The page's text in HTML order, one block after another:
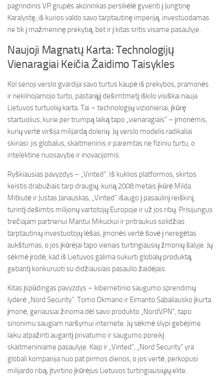
pagrindinis VP grupės akcininkas persikėlė gyventi į Jungtinę
Karalystę, iš kurios valdo savo tarptautinę imperiją, investuodamas
ne tik į mažmeninę prekybą, bet ir į kitas sritis visame pasaulyje.
Naujoji Magnatų Karta: Technologijų
Vienaragiai Keičia Žaidimo Taisykles
Kol senoji verslo gvardija savo turtus kaupė iš prekybos, pramonės
ir nekilnojamojo turto, pastarąjį dešimtmetį iškilo visiškai nauja
Lietuvos turtuolių karta. Tai – technologijų vizionieriai, įkūrę
startuolius, kurie per trumpą laiką tapo „vienaragiais“ – įmonėmis,
kurių vertė viršija milijardą dolerių. Jų verslo modelis radikaliai
skiriasi: jis globalus, skaitmeninis ir paremtas ne fiziniu turtu, o
intelektine nuosavybe ir inovacijomis.
Ryškiausias pavyzdys – „Vinted“. Iš kuklios platformos, skirtos
keistis drabužiais tarp draugių, kurią 2008 metais įkūrė Milda
Mitkutė ir Justas Janauskas, „Vinted“ išaugo į pasaulinį reiškinį,
turintį dešimtis milijonų vartotojų Europoje ir už jos ribų. Prisijungus
trečiajam partneriui Mantui Mikuckui ir pritraukus solidžias
tarptautinių investuotojų lėšas, įmonės vertė šovė į neregėtas
aukštumas, o jos įkūrėjai tapo vienais turtingiausių žmonių šalyje. Jų
sėkmė įrodė, kad iš Lietuvos galima sukurti globalų produktą,
gebantį konkuruoti su didžiausiais pasaulio žaidėjais.
Kitas įspūdingas pavyzdys – kibernetinio saugumo sprendimų
lyderė „Nord Security“. Tomo Okmano ir Eimanto Sabaliausko įkurta
įmonė, geriausiai žinoma dėl savo produkto „NordVPN“, tapo
sinonimu saugiam naršymui internete. Jų sėkmė slypi gebėjime
laiku atpažinti augantį privatumo ir saugumo poreikį
skaitmeniniame pasaulyje. Kaip ir „Vinted“, „Nord Security“ yra
globali kompanija nuo pat pirmos dienos, o jos vertė, perkopusi
milijardo ribą, įtvirtino įkūrėjus Lietuvos turtingiausiųjų elite.